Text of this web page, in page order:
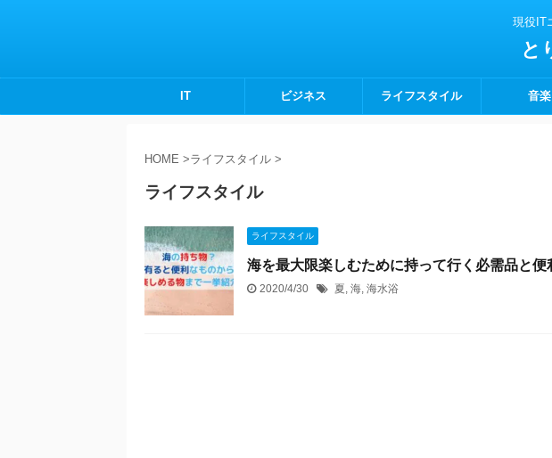
現役IT
と
IT ビジネス ライフスタイル 音楽
HOME >ライフスタイル >
ライフスタイル
ライフスタイル
海を最大限楽しむために持って行く必需品と便
2020/4/30 夏, 海, 海水浴